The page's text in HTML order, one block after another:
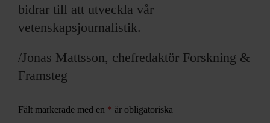
PRENUMERERA PÅ F&F
ANNONSERA I F&F
OM F&F
bidrar till att utveckla vår
vetenskapsjournalistik.
/Jonas Mattsson, chefredaktör Forskning &
Framsteg
Fält markerade med en * är obligatoriska